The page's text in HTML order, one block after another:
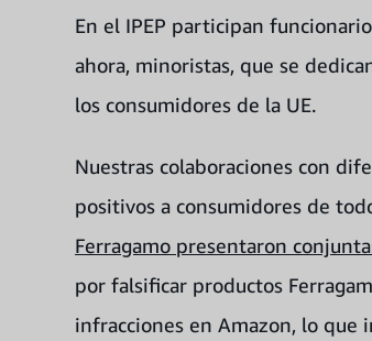
En el IPEP participan
ahora, minoristas, que se
los consumidores de la UE.
Nuestras colaboraciones con
positivos a consumidores de
Ferragamo presentaron
por falsificar productos
infracciones en Amazon, lo que